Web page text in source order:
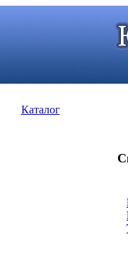
Каталог